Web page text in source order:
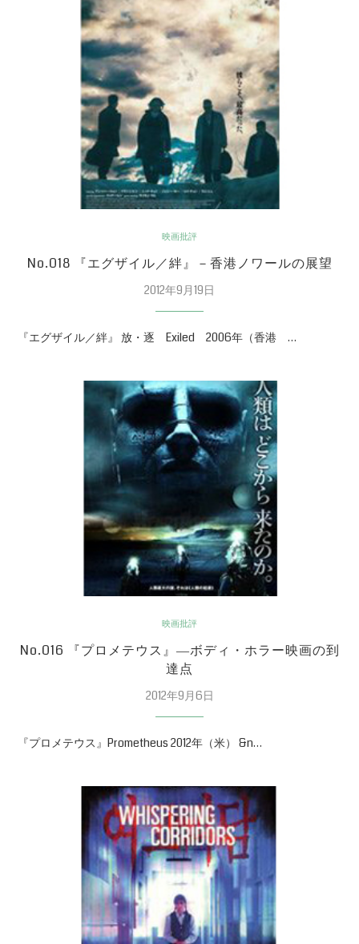
映画批評
No.018 『エグザイル／絆』－香港ノワールの展望
2012年9月19日
『エグザイル／絆』 放・逐 Exiled 2006年（香港 …
映画批評
No.016 『プロメテウス』―ボディ・ホラー映画の到
達点
2012年9月6日
『プロメテウス』Prometheus 2012年（米） &n…